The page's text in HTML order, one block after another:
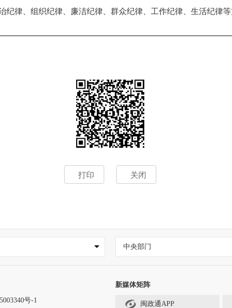
纪律、组织纪律、廉洁纪律、群众纪律、工作纪律、生活纪律
打印 关闭
中央部门
号-1
新媒体矩阵
闽政通APP